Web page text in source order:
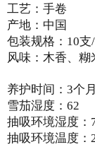
工艺：手卷
产地：中国
包装规格：10支
风味：木香、
养护时间：3个月
雪茄湿度：62
抽吸环境湿度：
抽吸环境温度